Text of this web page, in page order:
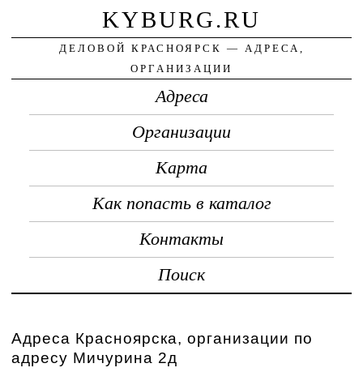
KYBURG.RU
ДЕЛОВОЙ КРАСНОЯРСК — АДРЕСА,
ОРГАНИЗАЦИИ
Адреса
Организации
Карта
Как попасть в каталог
Контакты
Поиск
Адреса Красноярска, организации по
адресу Мичурина 2д